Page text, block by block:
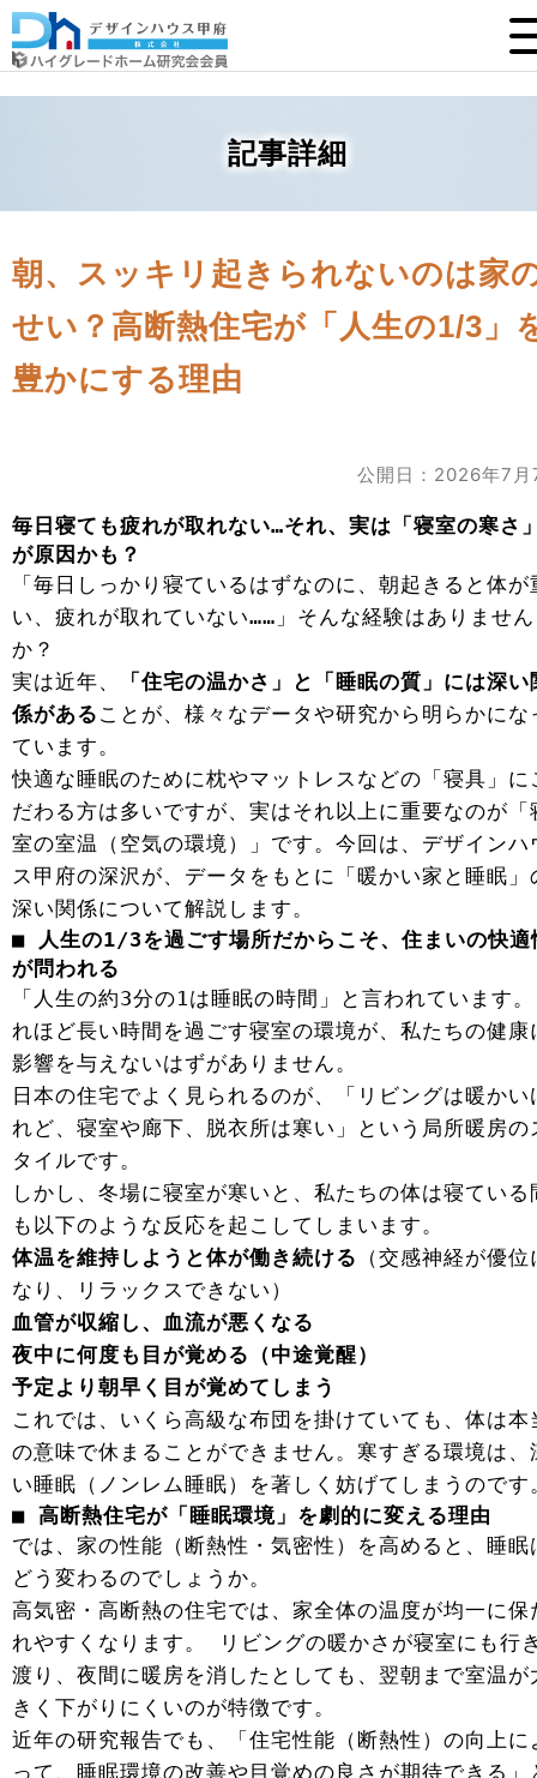
記事詳細
朝、スッキリ起きられないのは家
せい？高断熱住宅が「人生の1/3」
豊かにする理由
公開日：2026年7月
毎日寝ても疲れが取れない…それ、実は「寝室の寒さ
が原因かも？
「毎日しっかり寝ているはずなのに、朝起きると体が
い、疲れが取れていない……」そんな経験はありません
か？
実は近年、
「住宅の温かさ」と「睡眠の質」には深い
係がある ことが、様々なデータや研究から明らかにな
ています。
快適な睡眠のために枕やマットレスなどの「寝具」に
だわる方は多いですが、実はそれ以上に重要なのが「
室の室温（空気の環境）」です。今回は、デザインハ
ス甲府の深沢が、データをもとに「暖かい家と睡眠」
深い関係について解説します。
■ 人生の1/3を過ごす場所だからこそ、住まいの快適
が問われる
「人生の約3分の1は睡眠の時間」と言われています
れほど長い時間を過ごす寝室の環境が、私たちの健康
影響を与えないはずがありません。
日本の住宅でよく見られるのが、「リビングは暖かい
れど、寝室や廊下、脱衣所は寒い」という局所暖房の
タイルです。
しかし、冬場に寝室が寒いと、私たちの体は寝ている
も以下のような反応を起こしてしまいます。
体温を維持しようと体が働き続ける （交感神経が優位
なり、リラックスできない）
血管が収縮し、血流が悪くなる
夜中に何度も目が覚める（中途覚醒）
予定より朝早く目が覚めてしまう
これでは、いくら高級な布団を掛けていても、体は本
の意味で休まることができません。寒すぎる環境は、
い睡眠（ノンレム睡眠）を著しく妨げてしまうのです
■ 高断熱住宅が「睡眠環境」を劇的に変える理由
では、家の性能（断熱性・気密性）を高めると、睡眠
どう変わるのでしょうか。
高気密・高断熱の住宅では、家全体の温度が均一に保
れやすくなります。 リビングの暖かさが寝室にも行
渡り、夜間に暖房を消したとしても、翌朝まで室温が
きく下がりにくいのが特徴です。
近年の研究報告でも、「住宅性能（断熱性）の向上に
って、睡眠環境の改善や目覚めの良さが期待できる」